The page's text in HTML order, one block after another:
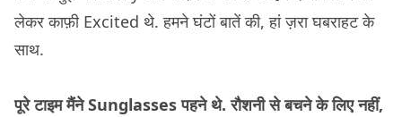
लेकर काफ़ी Excited थे. हमने घंटों बातें की, हां ज़रा घबराहट के
साथ.
पूरे टाइम मैंने Sunglasses पहने थे. रौशनी से बचने के लिए नहीं,